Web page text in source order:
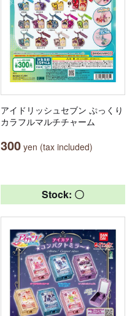
アイドリッシュセブン ぷっくり
カラフルマルチチャーム
300 yen (tax included)
Stock: 〇